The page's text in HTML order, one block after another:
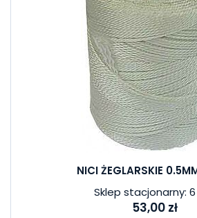
NICI ŻEGLARSKIE
Sklep stacjonarny:
53,00 zł